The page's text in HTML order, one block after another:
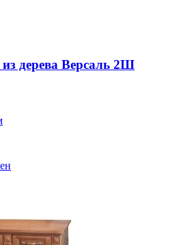
дерева Версаль 2Ш